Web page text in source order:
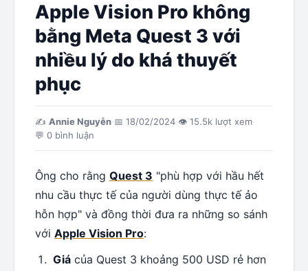
Apple Vision Pro không
bằng Meta Quest 3 với
nhiều lý do khá thuyết
phục
✍️ Annie Nguyễn·📅 18/02/2024·👁 15.5k lượt xem·
💬 0 bình luận
Ông cho rằng Quest 3 "phù hợp với hầu hết
nhu cầu thực tế của người dùng thực tế ảo
hỗn hợp" và đồng thời đưa ra những so sánh
với Apple Vision Pro:
Giá của Quest 3 khoảng 500 USD rẻ hơn